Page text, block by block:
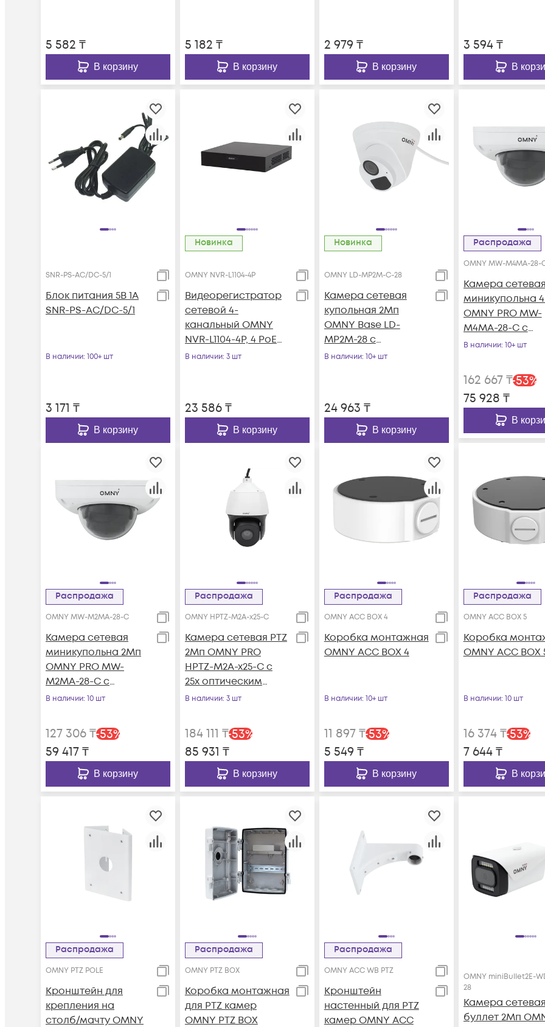
5 582 ₸
В корзину
5 182 ₸
В корзину
2 979 ₸
В корзину
3 594₸
В
SNR-PS-AC/DC-5/1
Блок питания 5В 1А
SNR-PS-AC/DC-5/1
В наличии: 100+ шт
3 171 ₸
В корзину
Новинка
OMNY NVR-L1104-4P
Видеорегистратор
сетевой 4-
канальный OMNY
NVR-L1104-4P, 4 PoE
(EEE 802.3at/af)
В наличии: 3 шт
23 586₸
В корзину
Новинка
OMNY LD-MP2M-C-28
Камера сетевая
купольная 2Мп
OMNY Base LD-
MP2M-28 с
микрофоном,
В наличии: 10+ шт
24 963 ₸
В корзину
Распродажа
OMNY MW-M4MA-28-
Камера
миникупольна
OMNY PRO MW-
M4MA-28-C с
микрофоном
В наличии: 10+ шт
162 667₸-53%
75 928 ₸
В
Распродажа
OMNY MW-M2MA-28-C
Камера сетевая
миникупольна 2Мп
OMNY PRO MW-
M2MA-28-C с
микрофоном
В наличии: 10 шт
127 306₸-53%
59 417₸
В корзину
Распродажа
OMNY HPTZ-M2A-x25-C
Камера сетевая PTZ
2Мп OMNY PRO
HPTZ-M2A-x25-C с
25x оптическим
увеличением
В наличии: 3 шт
184 111 ₸-53%
85 931 ₸
В корзину
Распродажа
OMNY ACC BOX 4
Коробка монтажная
OMNY ACC BOX 4
В наличии: 10+ шт
11 897₸-53%
5 549 ₸
В корзину
Распродажа
OMNY ACC BOX 5
Коробка
OMNY ACC BOX
В наличии: 10 шт
16 374₸-53%
7 644₸
В
Распродажа
OMNY PTZ POLE
Кронштейн для
крепления на
столб/мачту OMNY
Распродажа
OMNY PTZ BOX
Коробка монтажная
для PTZ камер
OMNY PTZ BOX
Распродажа
OMNY ACC WB PTZ
Кронштейн
настенный для PTZ
камер OMNY ACC
OMNY miniBullet2E-
28
Камера
буллет 2Мп